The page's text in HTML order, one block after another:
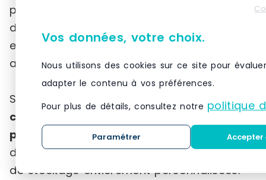
professionnels. Forte de plus de 20 ans
d’expertise en innovation technologique,
elle propose une large gamme de produits
adaptés aux besoins variés de ses clients.
Son offre inclut notamment des
cantilevers
(légers et lourds), des racks à
palettes
structures autoportantes,
des
plateformesainsi que des solutions
de stockage entièrement personnalisées.
Vos données, votre choix.
Nous utilisons des cookies sur ce site pour
adapter le contenu à vos préférences.
Pour plus de détails, consultez notre politique
Paramétrer